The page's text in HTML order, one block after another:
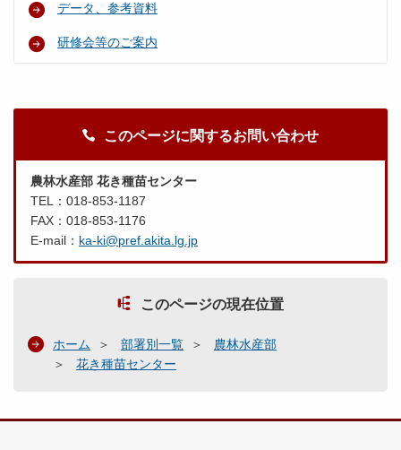
データ、参考資料
研修会等のご案内
このページに関するお問い合わせ
農林水産部 花き種苗センター
TEL：018-853-1187
FAX：018-853-1176
E-mail： ka-ki@pref.akita.lg.jp
このページの現在位置
ホーム 部署別一覧
農林水産部
花き種苗センター